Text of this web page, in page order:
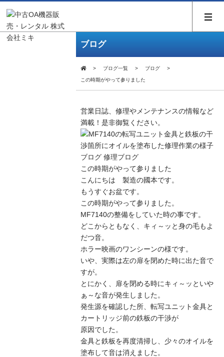
ブログ
ブログ一覧 ブログ
この時期がやって参りました
営業日誌、修理やメンテナンスの情報など
満載！是非御覧ください。
ブログ 修理ブログ
この時期がやって参りました
こんにちは 製造の國本です。
もうすぐお盆です。
この時期がやって参りました。
MF7140の整備をしていた時の事です。
どこからともなく、キィ～ッと身の毛もよ
だつ音。
ホラー映画のワンシーンの様です。
いや、実際は左の扉を閉めた時に出た音で
すが。
とにかく、扉を閉める時にキィ～ッといや
ぁ～な音が発生しました。
発生源を確認した所、転写ユニット金具と
カートリッジ前の鉄板の干渉が
原因でした。
金具と鉄板を再度清掃し、少々のオイルを
塗布して音は消えました。